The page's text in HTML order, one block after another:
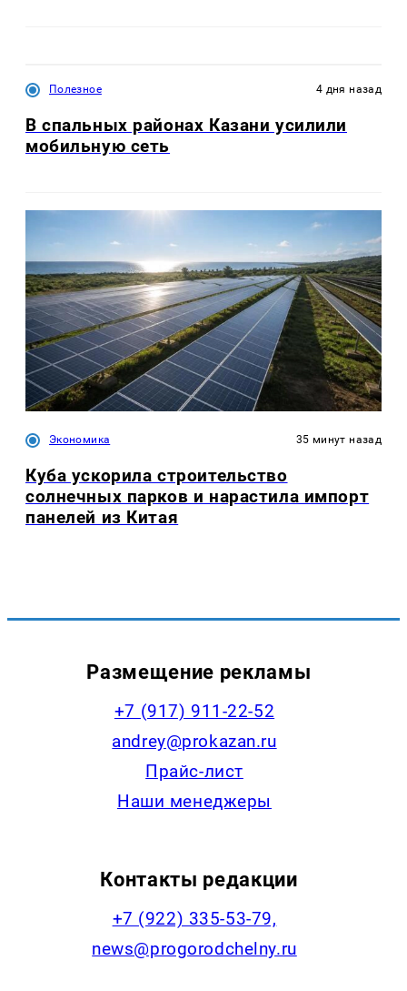
Полезное 4 дня назад
В спальных районах Казани усилили
мобильную сеть
Экономика 35 минут назад
Куба ускорила строительство
солнечных парков и нарастила импорт
панелей из Китая
Размещение рекламы
+7 (917) 911-22-52
andrey@prokazan.ru
Прайс-лист
Наши менеджеры
Контакты редакции
+7 (922) 335-53-79,
news@progorodchelny.ru